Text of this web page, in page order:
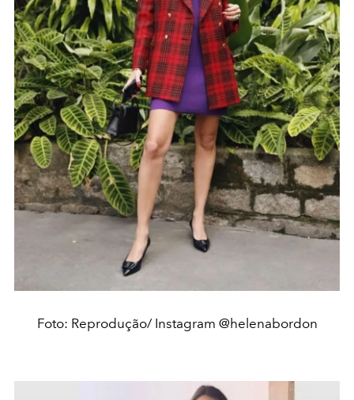
Foto: Reprodução/ Instagram @helenabordon